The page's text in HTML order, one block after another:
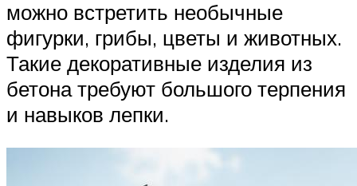
можно встретить необычные
фигурки, грибы, цветы и животных.
Такие декоративные изделия из
бетона требуют большого терпения
и навыков лепки.